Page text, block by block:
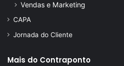
Vendas e Marketing
CAPA
Jornada do Cliente
Mais do Contraponto